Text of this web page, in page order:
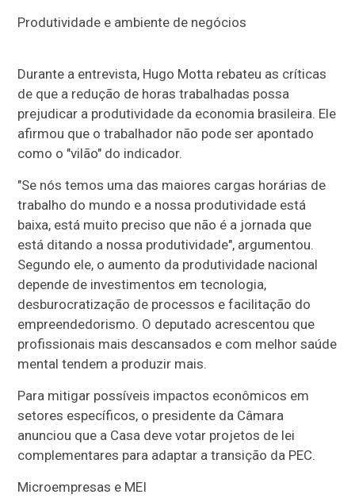
Produtividade e ambiente de negócios
Durante a entrevista, Hugo Motta rebateu as críticas
de que a redução de horas trabalhadas possa
prejudicar a produtividade da economia brasileira. Ele
afirmou que o trabalhador não pode ser apontado
como o "vilão" do indicador.
"Se nós temos uma das maiores cargas horárias de
trabalho do mundo e a nossa produtividade está
baixa, está muito preciso que não é a jornada que
está ditando a nossa produtividade", argumentou.
Segundo ele, o aumento da produtividade nacional
depende de investimentos em tecnologia,
desburocratização de processos e facilitação do
empreendedorismo. O deputado acrescentou que
profissionais mais descansados e com melhor saúde
mental tendem a produzir mais.
Para mitigar possíveis impactos econômicos em
setores específicos, o presidente da Câmara
anunciou que a Casa deve votar projetos de lei
complementares para adaptar a transição da PEC.
Microempresas e MEI